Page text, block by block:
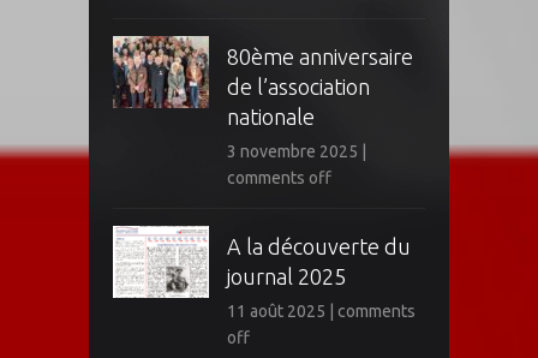
80ème anniversaire
de l’association
nationale
3 novembre 2025
comments off
A la découverte du
journal 2025
11 août 2025
comments
off